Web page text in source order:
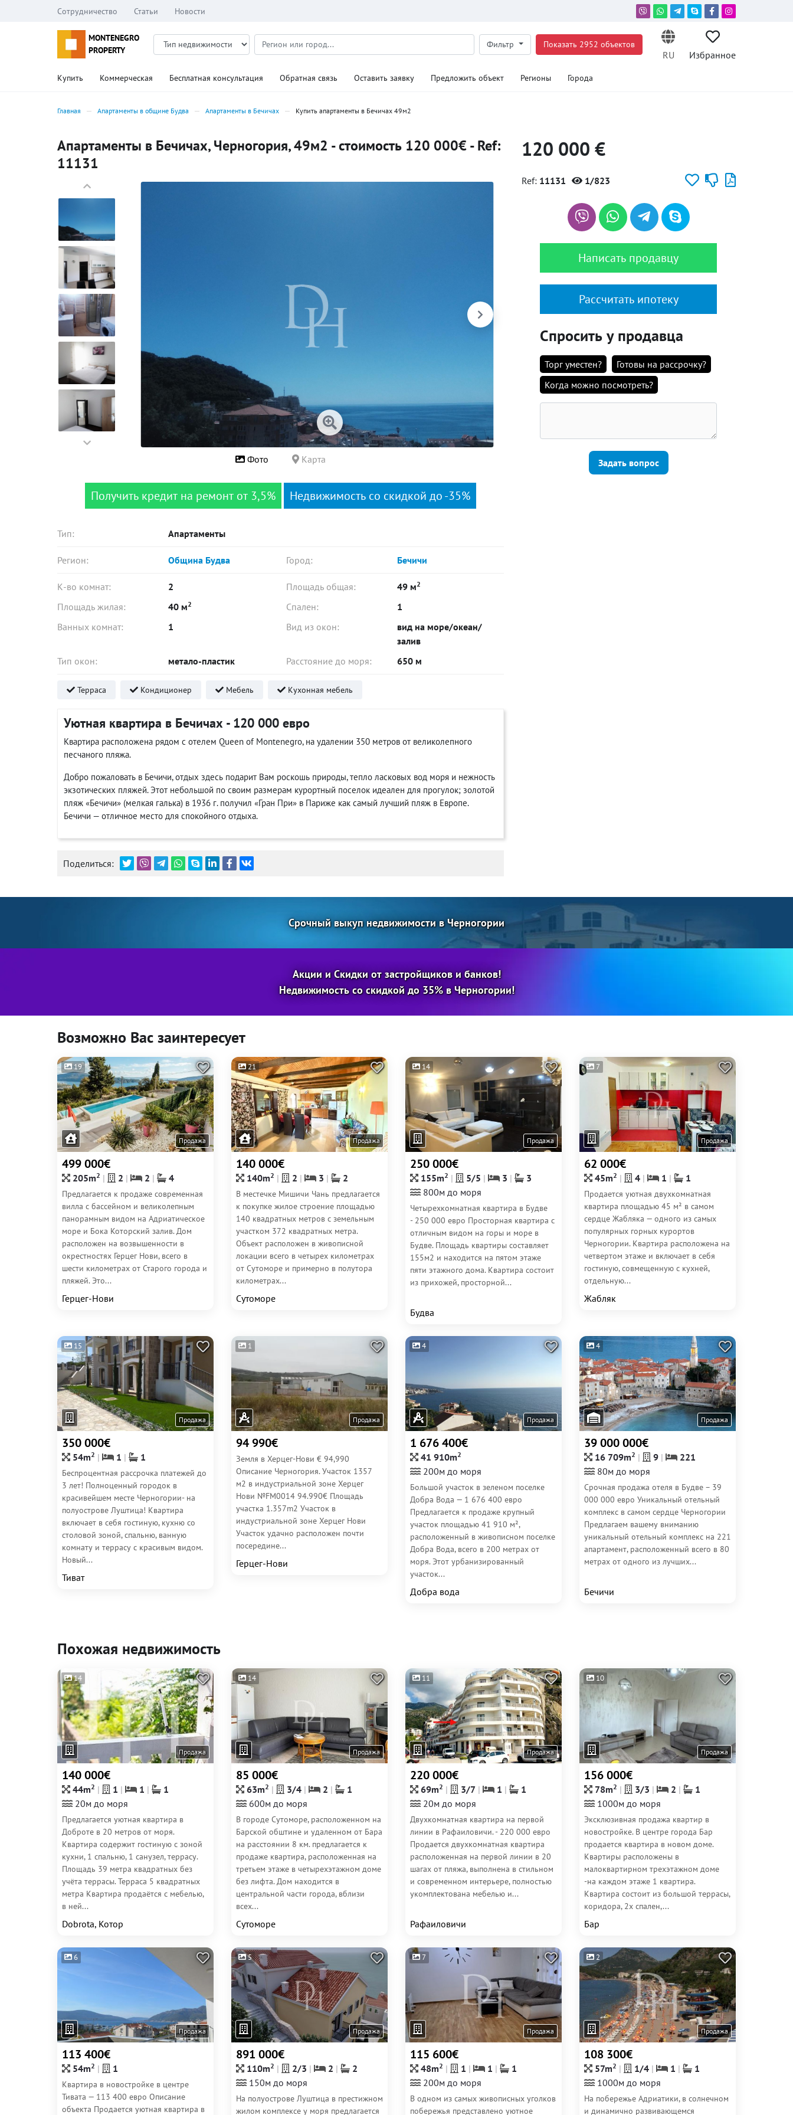
Сотрудничество Статьи Новости
MONTENEGRO
PROPERTY
Фильтр Показать 2952 объектов
RU Избранное
Купить Коммерческая Бесплатная консультация Обратная связь Оставить заявку Предложить объект Регионы Города
Главная Апартаменты в общине Будва Апартаменты в Бечичах Купить апартаменты в Бечичах 49м2
Апартаменты в Бечичах, Черногория, 49м2 - стоимость 120 000€ - Ref:
11131
Фото Карта
Получить кредит на ремонт от 3,5% Недвижимость со скидкой до -35%
Тип: Апартаменты
Регион: Община Будва Город: Бечичи
К-во комнат: 2 Площадь общая: 49 м2
Площадь жилая: 40 м2 Спален:
1
Ванных комнат:
1 Вид из окон:
вид на море/океан/
залив
Тип окон:
метало-пластик Расстояние до моря: 650 м
Терраса Кондиционер Мебель Кухонная мебель
Уютная квартира в Бечичах - 120 000 евро
Квартира расположена рядом с отелем Queen of Montenegro, на удалении 350 метров от великолепного
песчаного пляжа.
Добро пожаловать в Бечичи, отдых здесь подарит Вам роскошь природы, тепло ласковых вод моря и нежность
экзотических пляжей. Этот небольшой по своим размерам курортный поселок идеален для прогулок; золотой
пляж «Бечичи» (мелкая галька) в 1936 г. получил «Гран При» в Париже как самый лучший пляж в Европе.
Бечичи — отличное место для спокойного отдыха.
Поделиться:
120 000 €
Ref: 11131 1/823
Написать продавцу
Рассчитать ипотеку
Спросить у продавца
Торг уместен?
Готовы на рассрочку?
Когда можно посмотреть?
Задать вопрос
Срочный выкуп недвижимости в Черногории
Акции и Скидки от застройщиков и банков!
Недвижимость со скидкой до 35% в Черногории!
Возможно Вас заинтересует
19
Продажа
499 000€
205m2 2 2 4
Предлагается к продаже современная
вилла с бассейном и великолепным
панорамным видом на Адриатическое
море и Бока Которский залив. Дом
расположен на возвышенности в
окрестностях Герцег Нови, всего в
шести километрах от Старого города и
пляжей. Это...
Герцег-Нови
21
Продажа
140 000€
140m2 2 3 2
В местечке Мишичи Чань предлагается
к покупке жилое строение площадью
140 квадратных метров с земельным
участком 372 квадратных метра.
Объект расположен в живописной
локации всего в четырех километрах
от Сутоморе и примерно в полутора
километрах...
Сутоморе
14
Продажа
250 000€
155m2 5/5 3
3
800м до моря
Четырехкомнатная квартира в Будве
- 250 000 евро Просторная квартира с
отличным видом на горы и море в
Будве. Площадь квартиры составляет
155м2 и находится на пятом этаже
пяти этажного дома. Квартира состоит
из прихожей, просторной...
Будва
7
Продажа
62 000€
45m2 4 1 1
Продается уютная двухкомнатная
квартира площадью 45 м² в самом
сердце Жабляка — одного из самых
популярных горных курортов
Черногории. Квартира расположена на
четвертом этаже и включает в себя
гостиную, совмещенную с кухней,
отдельную...
Жабляк
15
Продажа
350 000€
54m2 1 1
Беспроцентная рассрочка платежей до
3 лет! Полноценный городок в
красивейшем месте Черногории- на
полуострове Луштица! Квартира
включает в себя гостиную, кухню со
столовой зоной, спальню, ванную
комнату и террасу с красивым видом.
Новый...
Тиват
1
Продажа
94 990€
Земля в Херцег-Нови € 94,990
Описание Черногория. Участок 1357
м2 в индустриальной зоне Херцег
Нови №FM0014 94.990€ Площадь
участка 1.357m2 Участок в
индустриальной зоне Херцег Нови
Участок удачно расположен почти
посередине...
Герцег-Нови
4
Продажа
1 676 400€
41 910m2
200м до моря
Большой участок в зеленом поселке
Добра Вода — 1 676 400 евро
Предлагается к продаже крупный
участок площадью 41 910 м²,
расположенный в живописном поселке
Добра Вода, всего в 200 метрах от
моря. Этот урбанизированный
участок...
Добра вода
4
Продажа
39 000 000€
16 709m2 9
221
80м до моря
Срочная продажа отеля в Будве – 39
000 000 евро Уникальный отельный
комплекс в самом сердце Черногории
Предлагаем вашему вниманию
уникальный отельный комплекс на 221
апартамент, расположенный всего в 80
метрах от одного из лучших...
Бечичи
Похожая недвижимость
14
Продажа
140 000€
44m2 1 1
1
20м до моря
Предлагается уютная квартира в
Доброте в 20 метров от моря.
Квартира содержит гостиную с зоной
кухни, 1 спальню, 1 санузел, террасу.
Площадь 39 метра квадратных без
учёта террасы. Терраса 5 квадратных
метра Квартира продаётся с мебелью,
в ней...
Dobrota, Котор
14
Продажа
85 000€
63m2 3/4 2
1
600м до моря
В городе Сутоморе, расположенном на
Барской обштине и удаленном от Бара
на расстоянии 8 км. предлагается к
продаже квартира, расположенная на
третьем этаже в четырехэтажном доме
без лифта. Дом находится в
центральной части города, вблизи
всех...
Сутоморе
11
Продажа
220 000€
69m2 3/7 1
1
20м до моря
Двухкомнатная квартира на первой
линии в Рафаиловичи. - 220 000 евро
Продается двухкомнатная квартира
расположенная на первой линии в 20
шагах от пляжа, выполнена в стильном
и современном интерьере, полностью
укомплектована мебелью и...
Рафаиловичи
10
Продажа
156 000€
78m2 3/3 2
1
1000м до моря
Эксклюзивная продажа квартир в
новостройке. В центре города Бар
продается квартира в новом доме.
Квартиры расположены в
малоквартирном трехэтажном доме
-на каждом этаже 1 квартира.
Квартира состоит из большой террасы,
коридора, 2х спален,...
Бар
6
Продажа
113 400€
54m2 1
Квартира в новостройке в центре
Тивата — 113 400 евро Описание
объекта Продается уютная квартира в
5
Продажа
891 000€
110m2 2/3 2
2
150м до моря
На полуострове Луштица в престижном
жилом комплексе у моря предлагается
7
Продажа
115 600€
48m2 1 1
1
200м до моря
В одном из самых живописных уголков
побережья представлено уютное
2
Продажа
108 300€
57m2 1/4 1
1
1000м до моря
На побережье Адриатики, в солнечном
и динамично развивающемся